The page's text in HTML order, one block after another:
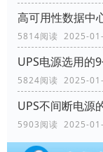
高可用性数据中
5814阅读 2025-
UPS电源选用的
5824阅读 2025-
UPS不间断电源
5903阅读 2025-